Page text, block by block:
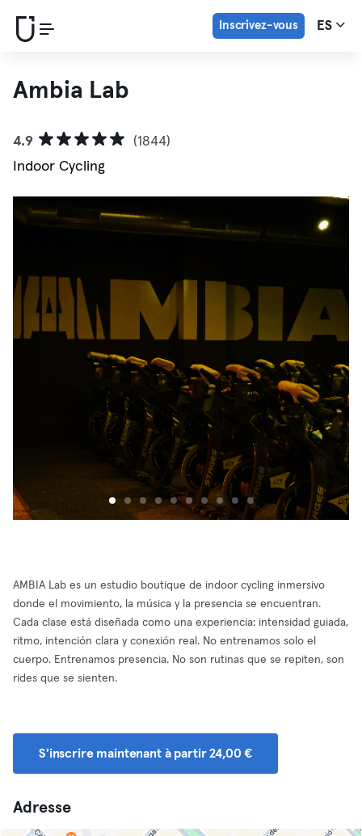
Inscrivez-vous ES
Ambia Lab
4.9
(1844)
Indoor Cycling
AMBIA Lab es un estudio boutique de indoor cycling inmersivo
donde el movimiento, la música y la presencia se encuentran.
Cada clase está diseñada como una experiencia: intensidad guiada,
ritmo, intención clara y conexión real. No entrenamos solo el
cuerpo. Entrenamos presencia. No son rutinas que se repiten, son
rides que se sienten.
S'inscrire maintenant à partir 24,00 €
Adresse